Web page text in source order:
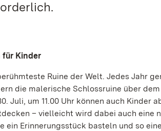
für Kinder
Ruine der Welt. Jedes Jahr
die malerische Schlossruine über
Juli, um 11.00 Uhr können auch
– vielleicht wird dabei auch eine
ein Erinnerungsstück basteln und so